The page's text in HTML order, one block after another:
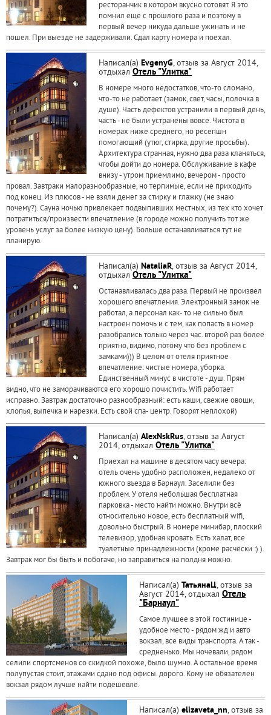
ресторанчик в котором вкусно готовят. Я это
помнил еще с прошлого раза и поэтому в
первый вечер никуда дальше ужинать и не
пошел. При выезде не задерживали. Сдал карту номера и поехал.
Написал(а) EvgenyG, отзыв за Август 2014,
отдыхал Отель "Улитка"
В номере много недостатков, что-то сломано,
что-то не работает (замок, свет, часы, полочка в
душе). Часть дефектов устранили в первый день,
часть - не были устранены вовсе. Чистота в
номерах ниже среднего, но ресепшн
помогающий (утюг, стирка, другие просьбы).
Архитектура странная, нужно два раза кланяться,
чтобы дойти до номера. Обслуживание в кафе
внизу - утром приемлимо, вечером - просто
провал. Завтраки малоразнообразные, но терпимые, если не приходить
под конец. Из плюсов - не взяли денег за стирку и глажку (не знаю
почему?). Сауна ночью привлекает подвыпивших местных, из тех кто хочет
потратиться/произвести впечатление (в городе можно получить тот же
уровень услуг за более низкую цену). Больше останавливаться тут не
планирую.
Написал(а) NataliaR, отзыв за Август 2014,
отдыхал Отель "Улитка"
Останавливалась два раза. Первый не произвел
хорошего впечатления. Электронный замок не
работал, а персонал как- то не сильно был
настроен помочь и с тем, как попасть в номер
разобрались только через час. второй раз более
приятно, видимо, потому что без проблем с
замками))) В целом от отеля приятное
впечатление: чистые номера, уборка.
Единственный минус в чистоте - душ. Прям
видно, что не заморачиваются его хорошо почистить. Wifi работает
исправно. Завтрак достаточно разнообразный: есть каши, свежие овощи,
хлопья, выпечка и нарезки. Есть свой спа- центр. Говорят неплохой)
Написал(а) AlexNskRus, отзыв за Август
2014, отдыхал Отель "Улитка"
Приехал на машине в десятом часу вечера:
отель очень удобно расположен, недалеко от
южного въезда в Барнаул. Заселили без
проблем. У отеля небольшая бесплатная
парковка - место найти можно. Внутри всё
относительно новое, есть бесплатный wifi,
довольно быстрый. В номере минибар, плоский
телевизор, удобная кровать. Есть халат, все
туалетные принадлежности (кроме расчёски :) ).
Завтрак мог бы быть и побогаче, но заправиться на полдня можно.
Написал(а) ТатьянаЦ, отзыв за
Август 2014, отдыхал Отель
"Барнаул"
Самое лучшее в этой гостинице -
удобное место - рядом жд и авто
вокзал, все виды транспорта. А так -
средненько. Мы ночевали, рядом
селили спортсменов со скидкой похоже, было шумно. А остальное время
полупустая стоит, этажами сдано под офисы. дорого. Кому не обязателен
вокзал рядом лучше найти подешевле.
Написал(а) elizaveta_nn, отзыв за